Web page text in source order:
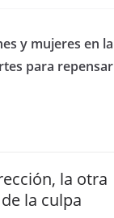
y mujeres en la
para repensar
la otra
la culpa